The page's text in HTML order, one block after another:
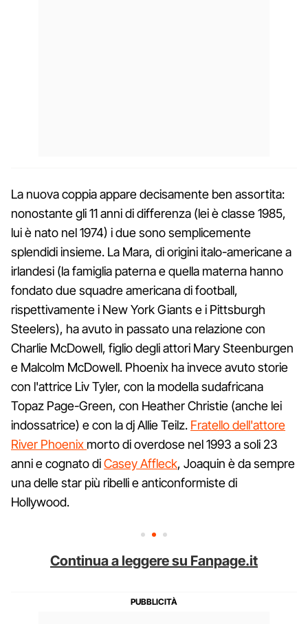
La nuova coppia appare decisamente ben assortita:
nonostante gli 11 anni di differenza (lei è classe 1985,
lui è nato nel 1974) i due sono semplicemente
splendidi insieme. La Mara, di origini italo-americane a
irlandesi (la famiglia paterna e quella materna hanno
fondato due squadre americana di football,
rispettivamente i New York Giants e i Pittsburgh
Steelers), ha avuto in passato una relazione con
Charlie McDowell, figlio degli attori Mary Steenburgen
e Malcolm McDowell. Phoenix ha invece avuto storie
con l'attrice Liv Tyler, con la modella sudafricana
Topaz Page-Green, con Heather Christie (anche lei
indossatrice) e con la dj Allie Teilz. Fratello dell'attore
River Phoenix morto di overdose nel 1993 a soli 23
anni e cognato diCasey Affleck, Joaquin è da sempre
una delle star più ribelli e anticonformiste di
Hollywood.
Continua a leggere su Fanpage.it